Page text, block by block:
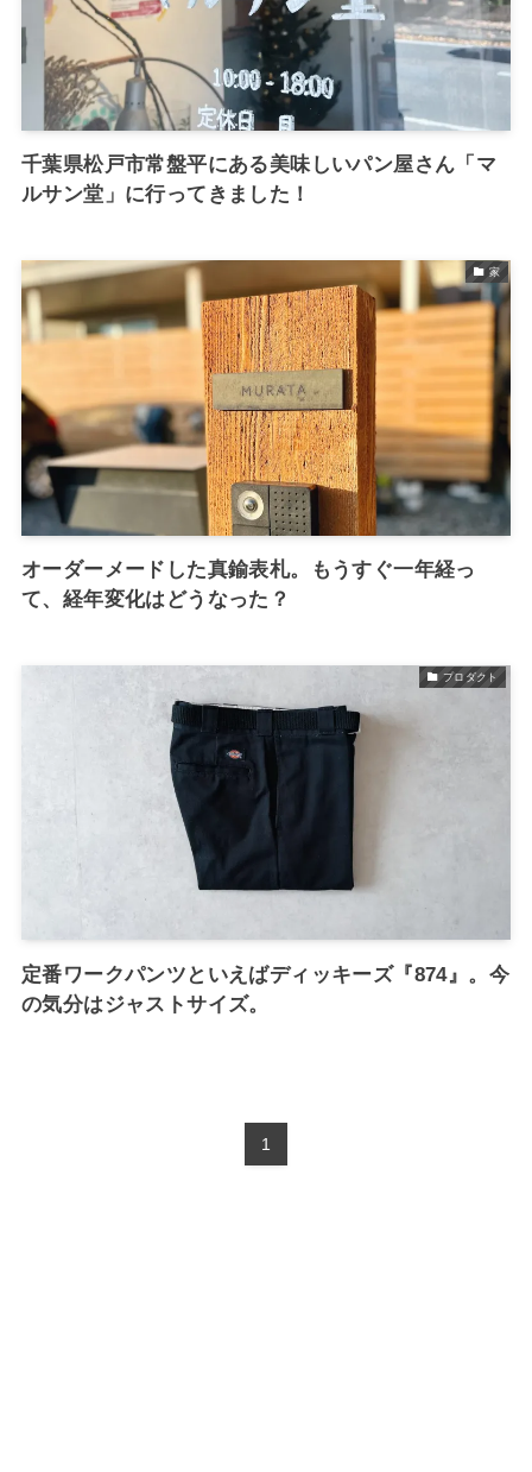
千葉県松戸市常盤平にある美味しいパン屋さん「マ
ルサン堂」に行ってきました！
家
オーダーメードした真鍮表札。もうすぐ一年経っ
て、経年変化はどうなった？
プロダクト
定番ワークパンツといえばディッキーズ『874』。今
の気分はジャストサイズ。
1